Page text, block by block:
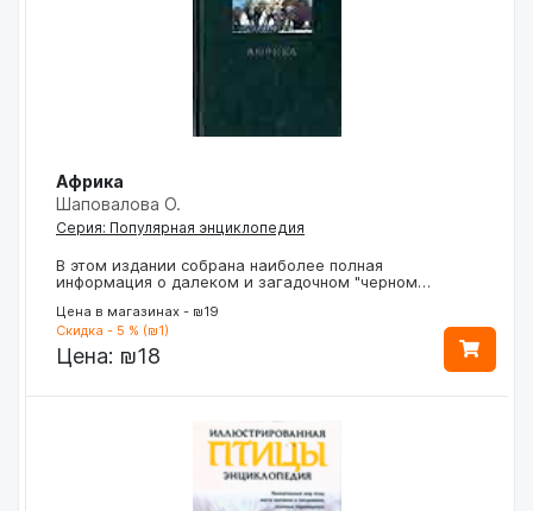
Африка
Шаповалова О.
Серия: Популярная энциклопедия
В этом издании собрана наиболее полная
информация о далеком и загадочном "черном…
Цена в магазинах - ₪19
Скидка - 5 % (₪1)
Цена: ₪18